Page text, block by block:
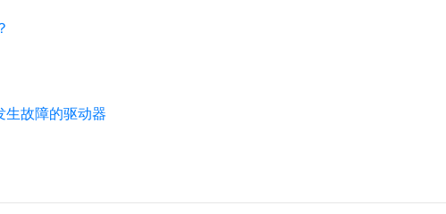
故障的驱动器